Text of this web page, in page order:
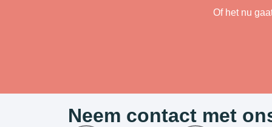
Of het nu
Neem contact met